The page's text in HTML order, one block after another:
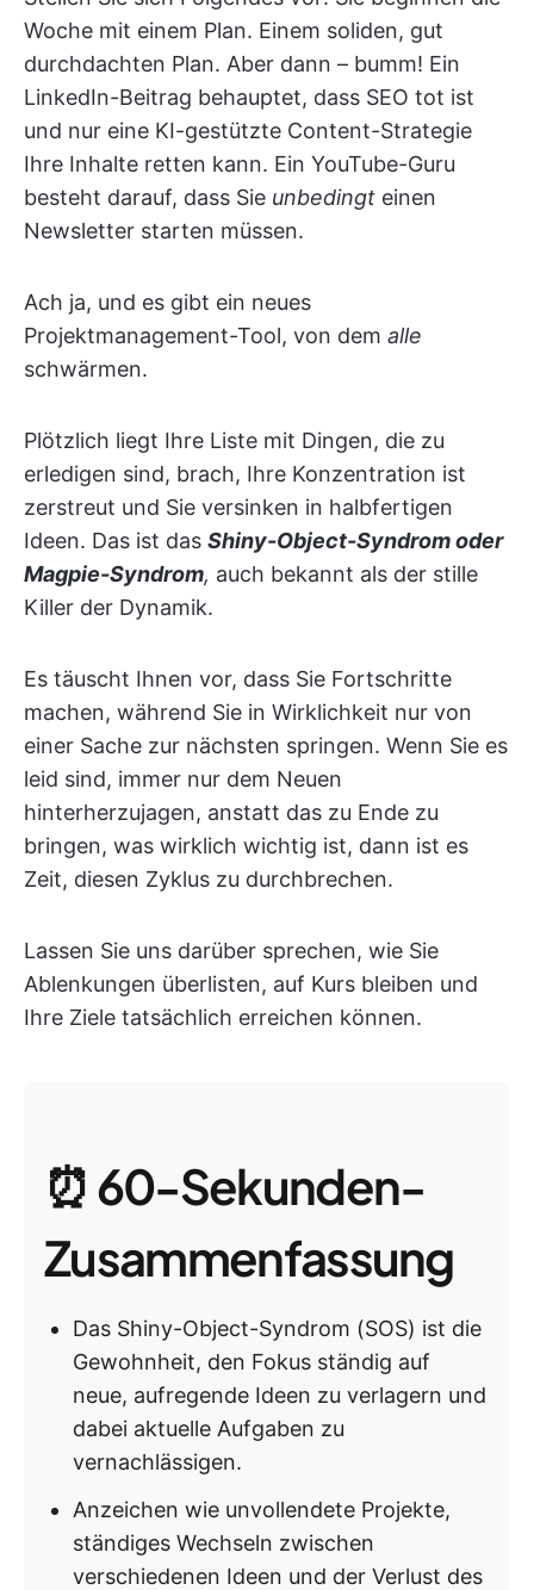
Woche mit einem Plan. Einem soliden, gut
durchdachten Plan. Aber dann – bumm! Ein
LinkedIn-Beitrag behauptet, dass SEO tot ist
und nur eine KI-gestützte Content-Strategie
Ihre Inhalte retten kann. Ein YouTube-Guru
besteht darauf, dass Sie unbedingt einen
Newsletter starten müssen.
Ach ja, und es gibt ein neues
Projektmanagement-Tool, von dem alle
schwärmen.
Plötzlich liegt Ihre Liste mit Dingen, die zu
erledigen sind, brach, Ihre Konzentration ist
zerstreut und Sie versinken in halbfertigen
Ideen. Das ist das Shiny-Object-Syndrom oder
Magpie-Syndrom, auch bekannt als der stille
Killer der Dynamik.
Es täuscht Ihnen vor, dass Sie Fortschritte
machen, während Sie in Wirklichkeit nur von
einer Sache zur nächsten springen. Wenn Sie es
leid sind, immer nur dem Neuen
hinterherzujagen, anstatt das zu Ende zu
bringen, was wirklich wichtig ist, dann ist es
Zeit, diesen Zyklus zu durchbrechen.
Lassen Sie uns darüber sprechen, wie Sie
Ablenkungen überlisten, auf Kurs bleiben und
Ihre Ziele tatsächlich erreichen können.
⏰ 60-Sekunden-
Zusammenfassung
Das Shiny-Object-Syndrom (SOS) ist die
Gewohnheit, den Fokus ständig auf
neue, aufregende Ideen zu verlagern und
dabei aktuelle Aufgaben zu
vernachlässigen.
Anzeichen wie unvollendete Projekte,
ständiges Wechseln zwischen
verschiedenen Ideen und der Verlust des